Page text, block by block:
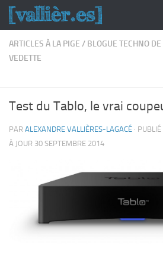
Skip to content
ARTICLES À LA PIGE / BLOGUE TECHNO
VEDETTE
Test du Tablo, le vrai
PAR ALEXANDRE VALLIÈRES-LAGACÉ · PUBLIÉ
À JOUR 30 SEPTEMBRE 2014